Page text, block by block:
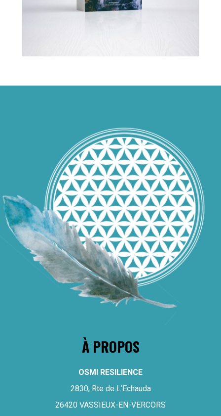
À PROPOS
OSMI RESILIENCE
2830, Rte de L’Echauda
26420 VASSIEUX-EN-VERCORS